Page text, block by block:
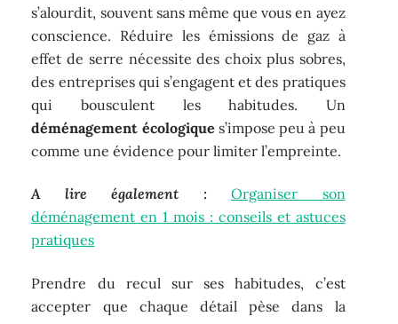
s’alourdit, souvent sans même que vous en ayez
conscience. Réduire les émissions de gaz à
effet de serre nécessite des choix plus sobres,
des entreprises qui s’engagent et des pratiques
qui bousculent les habitudes. Un
déménagement écologique s’impose peu à peu
comme une évidence pour limiter l’empreinte.
A lire également :
Organiser son
déménagement en 1 mois : conseils et astuces
pratiques
Prendre du recul sur ses habitudes, c’est
accepter que chaque détail pèse dans la